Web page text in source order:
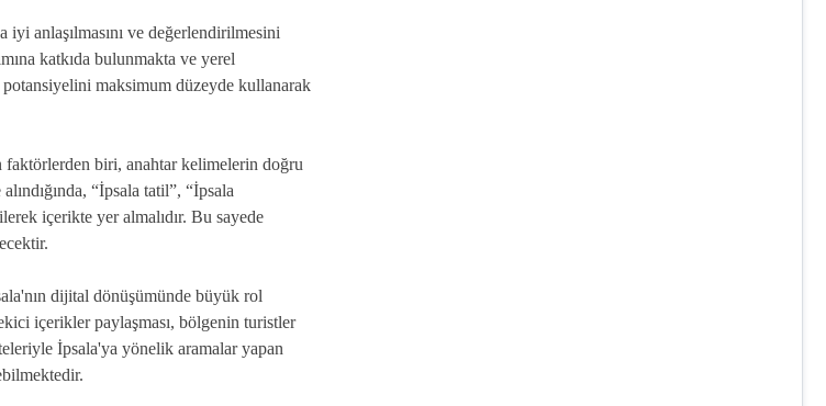
anlaşılmasını ve değerlendirilmesini
katkıda bulunmakta ve yerel
maksimum düzeyde kullanarak
faktörlerden biri, anahtar kelimelerin doğru
“İpsala tatil”, “İpsala
içerikte yer almalıdır. Bu sayede
dijital dönüşümünde büyük rol
içerikler paylaşması, bölgenin turistler
İpsala'ya yönelik aramalar yapan